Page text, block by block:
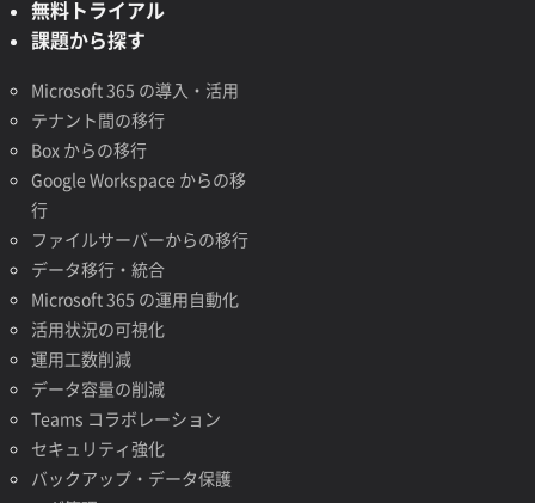
無料トライアル
課題から探す
Microsoft 365 の導入・活用
テナント間の移行
Box からの移行
Google Workspace からの移
行
ファイルサーバーからの移行
データ移行・統合
Microsoft 365 の運用自動化
活用状況の可視化
運用工数削減
データ容量の削減
Teams コラボレーション
セキュリティ強化
バックアップ・データ保護